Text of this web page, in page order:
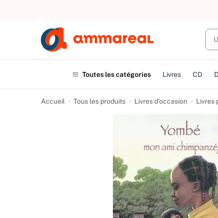
Toutes les catégories Livres CD
Accueil Tous les produits Livres d’occasion Livres